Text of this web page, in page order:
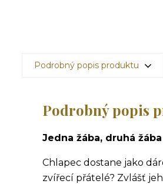
Podrobný popis produktu
Podrobný popis
Jedna žába, druhá žába
Chlapec dostane jako
zvířecí přátelé? Zvlášť